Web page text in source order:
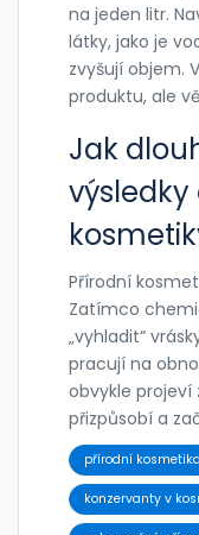
na jeden litr.
látky, jako je
zvyšují objem.
produktu, ale
Jak
Přírodní
Zatímco
„vyhladit“
pracují na
obvykle projeví
přizpůsobí a
přírodní kosmetika
konzervanty v